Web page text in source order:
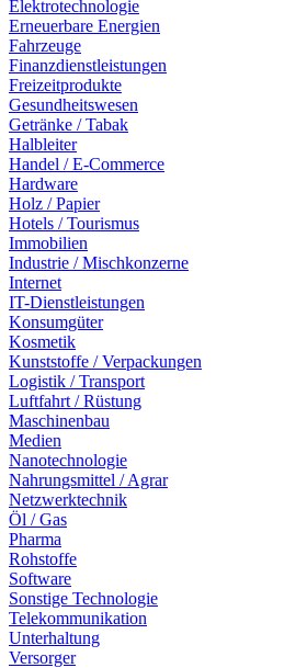
Elektrotechnologie
Erneuerbare Energien
Fahrzeuge
Finanzdienstleistungen
Freizeitprodukte
Gesundheitswesen
Getränke / Tabak
Halbleiter
Handel / E-Commerce
Hardware
Holz / Papier
Hotels / Tourismus
Immobilien
Industrie / Mischkonzerne
Internet
IT-Dienstleistungen
Konsumgüter
Kosmetik
Kunststoffe / Verpackungen
Logistik / Transport
Luftfahrt / Rüstung
Maschinenbau
Medien
Nanotechnologie
Nahrungsmittel / Agrar
Netzwerktechnik
Öl / Gas
Pharma
Rohstoffe
Software
Sonstige Technologie
Telekommunikation
Unterhaltung
Versorger